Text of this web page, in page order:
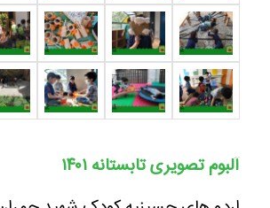
آلبوم تصویری تابستانه ۱۴۰۱